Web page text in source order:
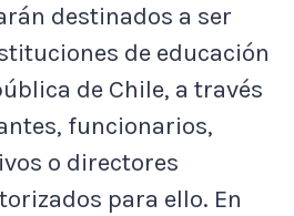
destinados a ser
de educación
de Chile, a través
funcionarios,
o directores
para ello. En